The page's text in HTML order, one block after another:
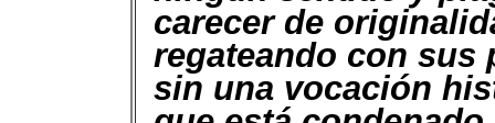
carecer de
regateando con
sin una vocación